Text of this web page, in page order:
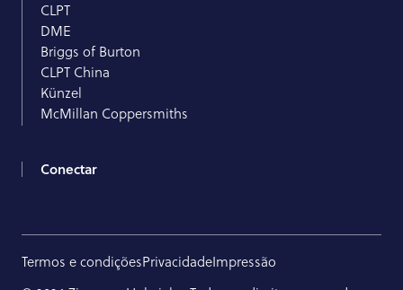
CLPT
DME
Briggs of Burton
CLPT China
Künzel
McMillan Coppersmiths
Conectar
Termos e condiçõesPrivacidadeImpressão